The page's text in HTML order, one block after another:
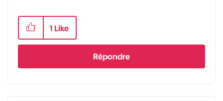
1 Like
Répondre